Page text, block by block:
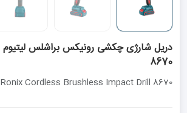
8670
Ronix Cordless Brushless Impact Drill 8670